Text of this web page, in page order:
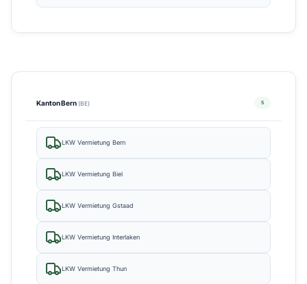
Kanton Bern (BE) 5
LKW Vermietung Bern
LKW Vermietung Biel
LKW Vermietung Gstaad
LKW Vermietung Interlaken
LKW Vermietung Thun